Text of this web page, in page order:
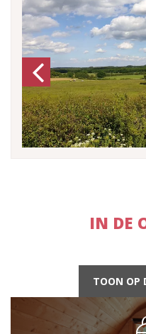
Previous
IN DE
TOON OP